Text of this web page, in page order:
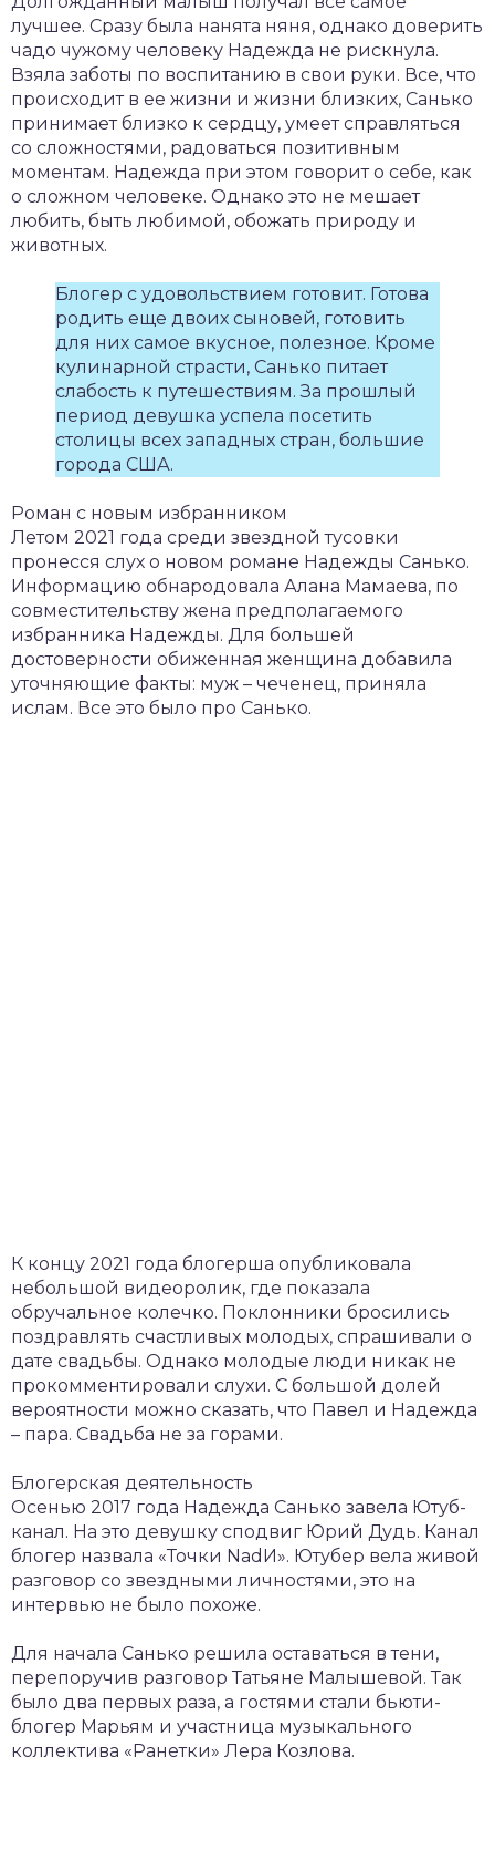
лучшее. Сразу была нанята няня, однако доверить
чадо чужому человеку Надежда не рискнула.
Взяла заботы по воспитанию в свои руки. Все, что
происходит в ее жизни и жизни близких, Санько
принимает близко к сердцу, умеет справляться
со сложностями, радоваться позитивным
моментам. Надежда при этом говорит о себе, как
о сложном человеке. Однако это не мешает
любить, быть любимой, обожать природу и
животных.
Блогер с удовольствием готовит. Готова
родить еще двоих сыновей, готовить
для них самое вкусное, полезное. Кроме
кулинарной страсти, Санько питает
слабость к путешествиям. За прошлый
период девушка успела посетить
столицы всех западных стран, большие
города США.
Роман с новым избранником
Летом 2021 года среди звездной тусовки
пронесся слух о новом романе Надежды Санько.
Информацию обнародовала Алана Мамаева, по
совместительству жена предполагаемого
избранника Надежды. Для большей
достоверности обиженная женщина добавила
уточняющие факты: муж – чеченец, приняла
ислам. Все это было про Санько.
К концу 2021 года блогерша опубликовала
небольшой видеоролик, где показала
обручальное колечко. Поклонники бросились
поздравлять счастливых молодых, спрашивали о
дате свадьбы. Однако молодые люди никак не
прокомментировали слухи. С большой долей
вероятности можно сказать, что Павел и Надежда
– пара. Свадьба не за горами.
Блогерская деятельность
Осенью 2017 года Надежда Санько завела Ютуб-
канал. На это девушку сподвиг Юрий Дудь. Канал
блогер назвала «Точки NadИ». Ютубер вела живой
разговор со звездными личностями, это на
интервью не было похоже.
Для начала Санько решила оставаться в тени,
перепоручив разговор Татьяне Малышевой. Так
было два первых раза, а гостями стали бьюти-
блогер Марьям и участница музыкального
коллектива «Ранетки» Лера Козлова.